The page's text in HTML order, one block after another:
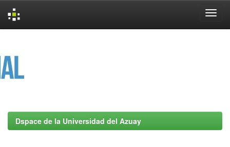
Dspace de la Universidad del Azuay